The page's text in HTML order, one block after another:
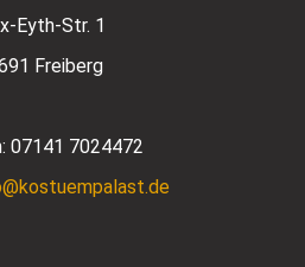
Eyth-Str. 1
Freiberg
07141 7024472